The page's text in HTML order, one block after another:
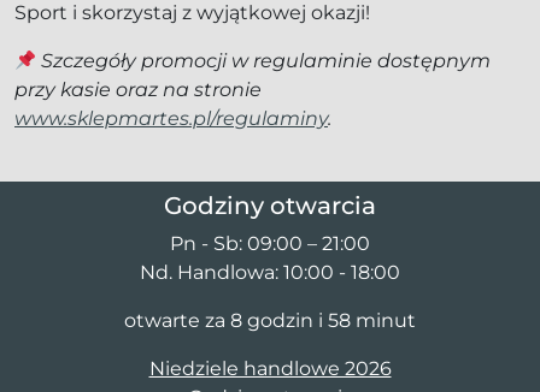
Sport i skorzystaj z wyjątkowej okazji!
Szczegóły promocji w regulaminie dostępnym
przy kasie oraz na stronie
www.sklepmartes.pl/regulaminy.
Godziny otwarcia
Pn - Sb: 09:00 – 21:00
Nd. Handlowa: 10:00 - 18:00
otwarte za 8 godzin i 58 minut
Niedziele handlowe 2026